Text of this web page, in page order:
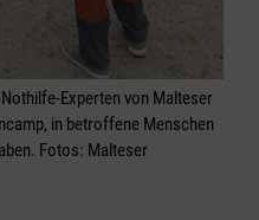
Experten von Malteser
in betroffene Menschen
Fotos: Malteser